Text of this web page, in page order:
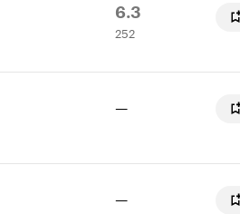
Рейтинг
Кинопоиска
6.3
252
оценки
252
—
—